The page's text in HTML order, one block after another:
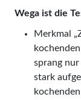
Wega ist die
Merkmal
sprang
stark